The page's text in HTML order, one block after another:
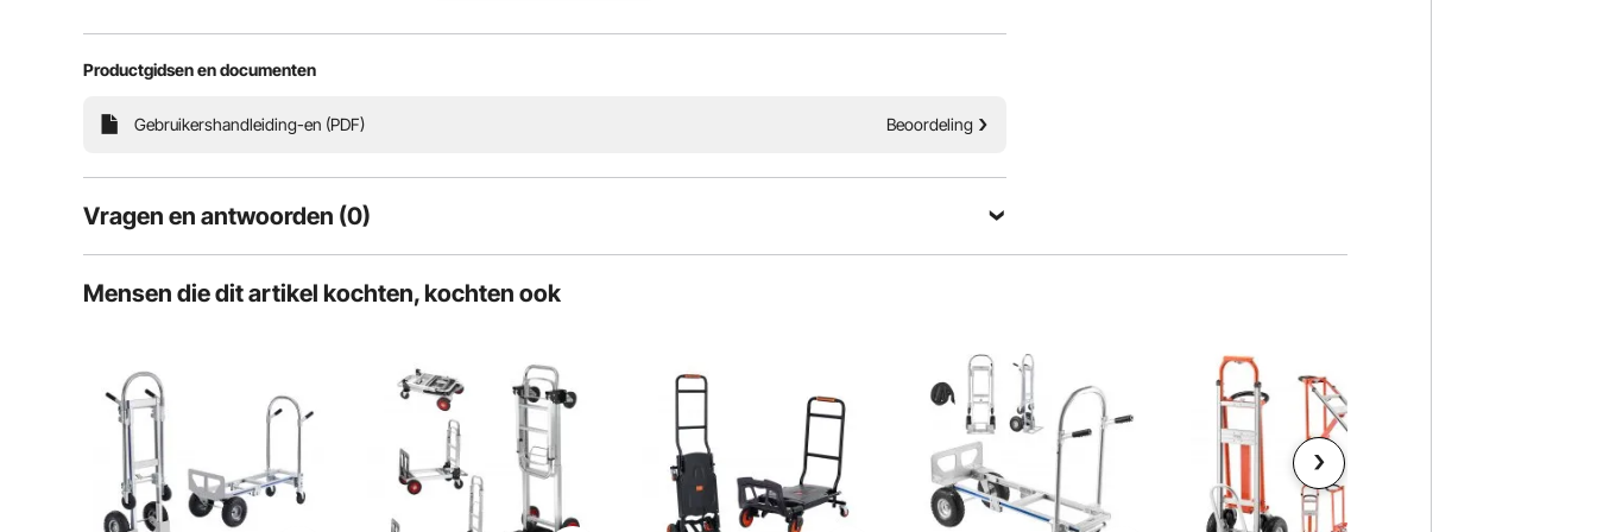
Onze steekwagen is uitgerust met stevige PU-wielen en universele wielen die zorgen voor een soepele rit en
een veilige grip. Ze zijn ideaal voor alle terreinen, van oneffen oppervlakken tot met gras begroeide heuvels en
betonnen paden.
Productgidsen en documenten
Gebruikershandleiding-en (PDF) Beoordeling
Vragen en antwoorden (0)
Is het product duurzaam? ...
Mensen die dit artikel kochten, kochten ook